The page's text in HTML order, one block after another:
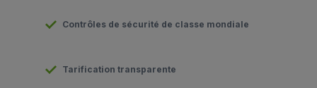
Contrôles de sécurité de classe mondiale
Tarification transparente